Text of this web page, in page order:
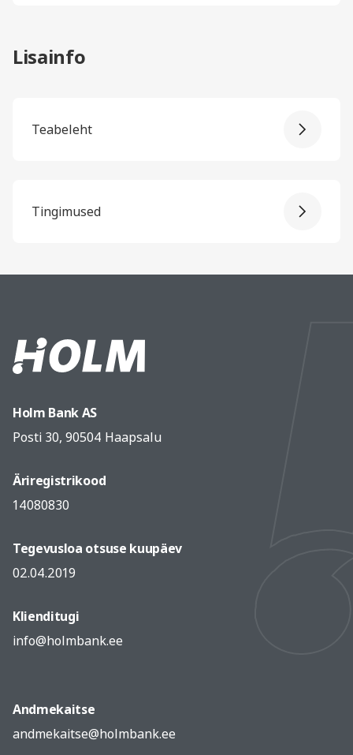
Lisainfo
Teabeleht
Tingimused
Holm Bank AS
Posti 30, 90504 Haapsalu
Äriregistrikood
14080830
Tegevusloa otsuse kuupäev
02.04.2019
Klienditugi
info@holmbank.ee
Andmekaitse
andmekaitse@holmbank.ee